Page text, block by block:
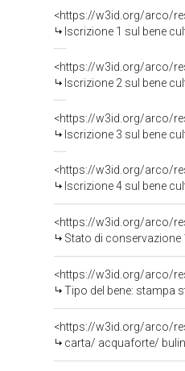
<https://w3id.org/arco/
Iscrizione 1 sul bene
<https://w3id.org/arco/
Iscrizione 2 sul bene
<https://w3id.org/arco/
Iscrizione 3 sul bene
<https://w3id.org/arco/
Iscrizione 4 sul bene
<https://w3id.org/arco/
Stato di conservazione
<https://w3id.org/arco/
Tipo del bene: stampa
<https://w3id.org/arco/
carta/ acquaforte/